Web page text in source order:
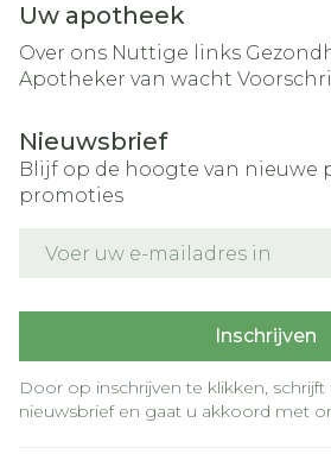
Uw apotheek
Over ons Nuttige links
Apotheker van wacht
Nieuwsbrief
Blijf op de hoogte van nieuwe
promoties
Inschrijven
Door op inschrijven te klikken,
nieuwsbrief en gaat u akkoord met